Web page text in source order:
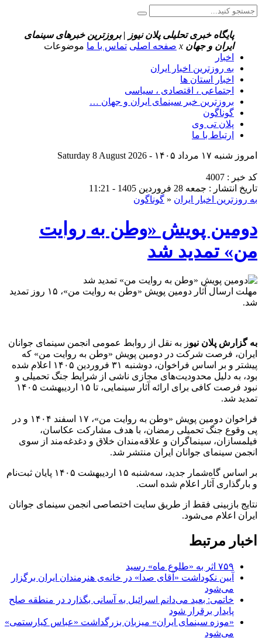
پایگاه خبری تحلیلی پلان نیوز | بروزترین خبرهای سینمای
ایران و جهان x صفحه اصلی تماس با ما موضوعات
اخبار
به روزترین اخبار ایران
اخبار استان ها
اجتماعی ، اقتصادی ، سیاسی
بروزترین خبر سینمای ایران و جهان …
گوناگون
پلان تی وی
ارتباط با ما
امروز شنبه ۱۷ مرداد ۱۴۰۵ - Saturday 8 August 2026
کد خبر : 4007
تاریخ انتشار : جمعه 28 فروردین 1405 - 11:21
به روزترین اخبار ایران « گوناگون
دومین پویش «وطن به روایت
من» تمدید شد
مهلت ارسال آثار دومین پویش «وطن به روایت من»، ۱۵ روز تمدید
شد.
به گزارش پلان نیوز به نقل از روابط عمومی انجمن سینمای جوانان
ایران، فرصت شرکت در دومین پویش «وطن به روایت من» که
پیشتر و بر اساس فراخوان، دوشنبه ۳۱ فروردین ۱۴۰۵ اعلام شده
بود، به دلیل محدودیت‌های مجازی ناشی از شرایط جنگ تحمیلی و
نبود فرصت کافی برای ارائه آثار سینمایی، تا ۱۵ اردیبهشت ۱۴۰۵
تمدید شد.
فراخوان دومین پویش «وطن به روایت من»، ۱۷ اسفند ۱۴۰۴ و در
پی وقوع جنگ تحمیلی رمضان، با هدف مشارکت عکاسان،
فیلمسازان، سینماگران و علاقه‌مندان خلاق و دغدغه‌مند از سوی
انجمن سینمای جوانان ایران منتشر شد.
بر اساس گاه‌شمار جدید، سه‌شنبه ۱۵ اردیبهشت ۱۴۰۵ پایان ثبت‌نام
و بارگذاری آثار اعلام شده است.
نتایج بازبینی فقط از طریق سایت اختصاصی انجمن سینمای جوانان
ایران اعلام می‌شود.
اخبار مرتبط
۷۵۹ اثر به «طلوع ماه» رسید
آیین نکوداشت «آقای صدا» در خانه‌ی هنرمندان ایران برگزار
می‌شود
خاتمی: بعید می‌دانم اسرائیل به آسانی بگذارد در منطقه صلح
پایدار برقرار شود
«موزه سینمای ایران» میزبان بزرگداشت «عباس کیارستمی»
می‌شود